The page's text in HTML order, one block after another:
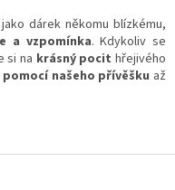
dárek někomu blízkému,
a vzpomínka. Kdykoliv se
si na krásný pocit hřejivého
našeho přívěšku až